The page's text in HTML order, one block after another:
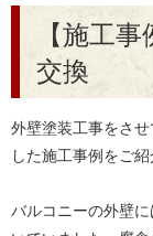
【施工
交換
外壁塗装工事をさ
した施工事例をご紹
バルコニーの外壁